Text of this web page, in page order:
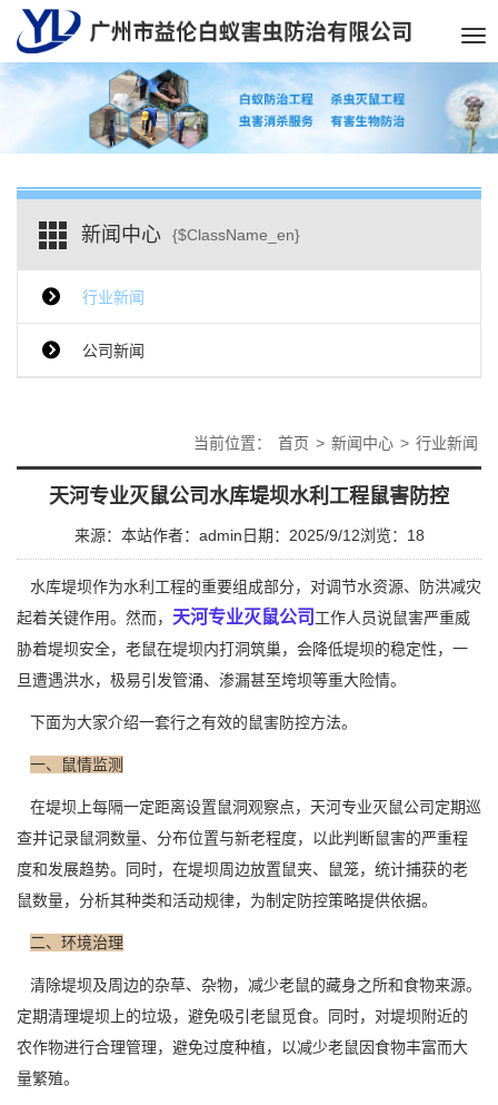
新闻中心 {$ClassName_en}
行业新闻
公司新闻
当前位置： 首页 > 新闻中心 > 行业新闻
天河专业灭鼠公司水库堤坝水利工程鼠害防控
来源：本站作者：admin 日期：2025/9/12浏览： 18
水库堤坝作为水利工程的重要组成部分，对调节水资源、防洪减灾
起着关键作用。然而， 天河专业灭鼠公司 工作人员说鼠害严重威
胁着堤坝安全，老鼠在堤坝内打洞筑巢，会降低堤坝的稳定性，一
旦遭遇洪水，极易引发管涌、渗漏甚至垮坝等重大险情。
下面为大家介绍一套行之有效的鼠害防控方法。
一、鼠情监测
在堤坝上每隔一定距离设置鼠洞观察点，天河专业灭鼠公司定期巡
查并记录鼠洞数量、分布位置与新老程度，以此判断鼠害的严重程
度和发展趋势。同时，在堤坝周边放置鼠夹、鼠笼，统计捕获的老
鼠数量，分析其种类和活动规律，为制定防控策略提供依据。
二、环境治理
清除堤坝及周边的杂草、杂物，减少老鼠的藏身之所和食物来源。
定期清理堤坝上的垃圾，避免吸引老鼠觅食。同时，对堤坝附近的
农作物进行合理管理，避免过度种植，以减少老鼠因食物丰富而大
量繁殖。